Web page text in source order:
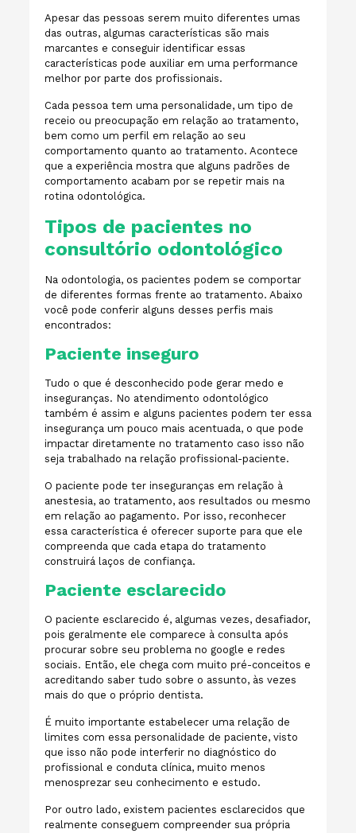
Apesar das pessoas serem muito diferentes umas
das outras, algumas características são mais
marcantes e conseguir identificar essas
características pode auxiliar em uma performance
melhor por parte dos profissionais.
Cada pessoa tem uma personalidade, um tipo de
receio ou preocupação em relação ao tratamento,
bem como um perfil em relação ao seu
comportamento quanto ao tratamento. Acontece
que a experiência mostra que alguns padrões de
comportamento acabam por se repetir mais na
rotina odontológica.
Tipos de pacientes no
consultório odontológico
Na odontologia, os pacientes podem se comportar
de diferentes formas frente ao tratamento. Abaixo
você pode conferir alguns desses perfis mais
encontrados:
Paciente inseguro
Tudo o que é desconhecido pode gerar medo e
inseguranças. No atendimento odontológico
também é assim e alguns pacientes podem ter essa
insegurança um pouco mais acentuada, o que pode
impactar diretamente no tratamento caso isso não
seja trabalhado na relação profissional-paciente.
O paciente pode ter inseguranças em relação à
anestesia, ao tratamento, aos resultados ou mesmo
em relação ao pagamento. Por isso, reconhecer
essa característica é oferecer suporte para que ele
compreenda que cada etapa do tratamento
construirá laços de confiança.
Paciente esclarecido
O paciente esclarecido é, algumas vezes, desafiador,
pois geralmente ele comparece à consulta após
procurar sobre seu problema no google e redes
sociais. Então, ele chega com muito pré-conceitos e
acreditando saber tudo sobre o assunto, às vezes
mais do que o próprio dentista.
É muito importante estabelecer uma relação de
limites com essa personalidade de paciente, visto
que isso não pode interferir no diagnóstico do
profissional e conduta clínica, muito menos
menosprezar seu conhecimento e estudo.
Por outro lado, existem pacientes esclarecidos que
realmente conseguem compreender sua própria